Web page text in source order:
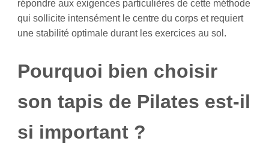
répondre aux exigences particulières de cette méthode
qui sollicite intensément le centre du corps et requiert
une stabilité optimale durant les exercices au sol.
Pourquoi bien choisir
son tapis de Pilates est-il
si important ?